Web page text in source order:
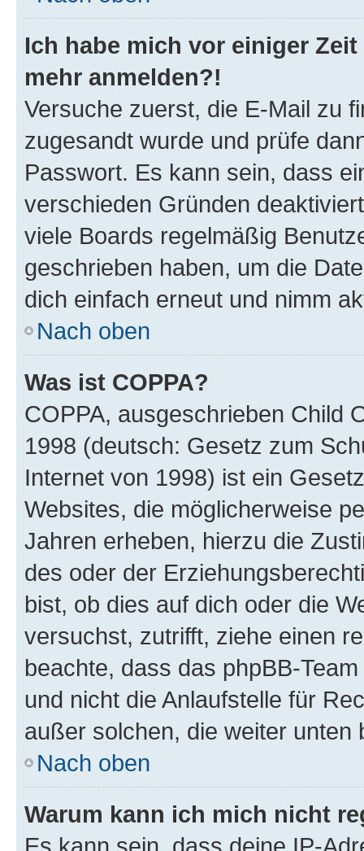
Ich habe mich vor einiger
mehr anmelden?!
Versuche zuerst, die E-Mail zu
zugesandt wurde und prüfe
Passwort. Es kann sein, dass
verschieden Gründen
viele Boards regelmäßig
geschrieben haben, um die
dich einfach erneut und nimm
Nach oben
Was ist COPPA?
COPPA, ausgeschrieben Child
1998 (deutsch: Gesetz zum
Internet von 1998) ist ein
Websites, die möglicherweise
Jahren erheben, hierzu die
des oder der
bist, ob dies auf dich oder die
versuchst, zutrifft, ziehe einen
beachte, dass das phpBB-
und nicht die Anlaufstelle für
außer solchen, die weiter unten
Nach oben
Warum kann ich mich nicht
Es kann sein, dass deine IP-